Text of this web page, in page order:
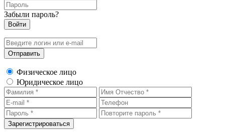
Забыли пароль?
Физическое лицо
Юридическое лицо